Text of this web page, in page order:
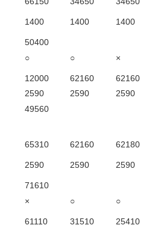
1400 1400
1400
50400
○ ○
×
12000 62160
62160
2590 2590
2590
49560
65310 62160
62180
2590 2590
2590
71610
× ○
○
61110 31510
25410